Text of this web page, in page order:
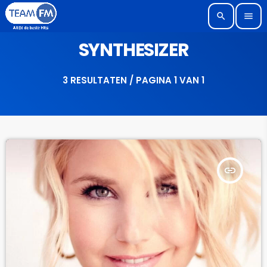
search menu
SYNTHESIZER
3 RESULTATEN / PAGINA 1 VAN 1
insert_link